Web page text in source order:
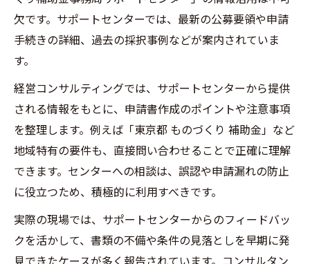
欠です。サポートセンターでは、最新の公募要領や申請
手続きの詳細、過去の採択事例などが案内されていま
す。
経営コンサルティングでは、サポートセンターから提供
される情報をもとに、申請書作成のポイントや注意事項
を整理します。例えば「東京都 ものづくり 補助金」など
地域特有の要件も、直接問い合わせることで正確に理解
できます。センターへの相談は、誤認や申請漏れの防止
に役立つため、積極的に利用すべきです。
実際の現場では、サポートセンターからのフィードバッ
クを活かして、書類の不備や条件の見落としを早期に発
見できたケースが多く報告されています。コンサルタン